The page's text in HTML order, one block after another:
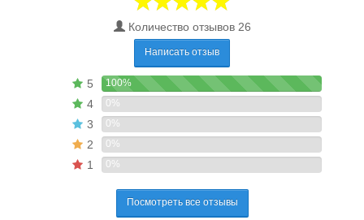
Количество отзывов 26
Написать отзыв
5 100%
4 0%
3 0%
2 0%
1 0%
Посмотреть все отзывы